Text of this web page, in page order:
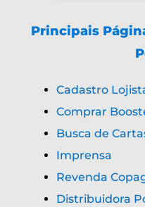
Principais
Cadastro
Comprar
Busca de
Imprensa
Revenda
Distribuidora